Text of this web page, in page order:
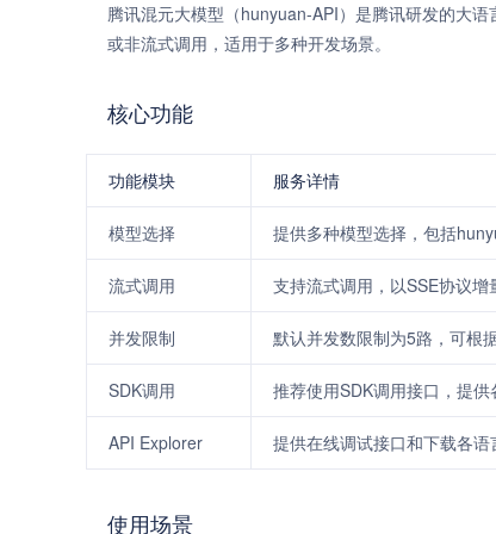
腾讯混元大模型（hunyuan-API）是腾讯研发的大
或非流式调用，适用于多种开发场景。
核心功能
功能模块 服务详情
模型选择 提供多种模型选择，包括
流式调用 支持流式调用，以SSE协议增
并发限制 默认并发数限制为5路，可根
SDK调用 推荐使用SDK调用接口，提供
API Explorer 提供在线调试接口和下载各语
使用场景